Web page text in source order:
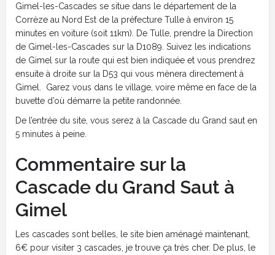
Gimel-les-Cascades se situe dans le département de la
Corrèze au Nord Est de la préfecture Tulle à environ 15
minutes en voiture (soit 11km). De Tulle, prendre la Direction
de Gimel-les-Cascades sur la D1089. Suivez les indications
de Gimel sur la route qui est bien indiquée et vous prendrez
ensuite à droite sur la D53 qui vous mènera directement à
Gimel. Garez vous dans le village, voire même en face de la
buvette d’où démarre la petite randonnée.
De l’entrée du site, vous serez à la Cascade du Grand saut en
5 minutes à peine.
Commentaire sur la
Cascade du Grand Saut à
Gimel
Les cascades sont belles, le site bien aménagé maintenant,
6€ pour visiter 3 cascades, je trouve ça très cher. De plus, le